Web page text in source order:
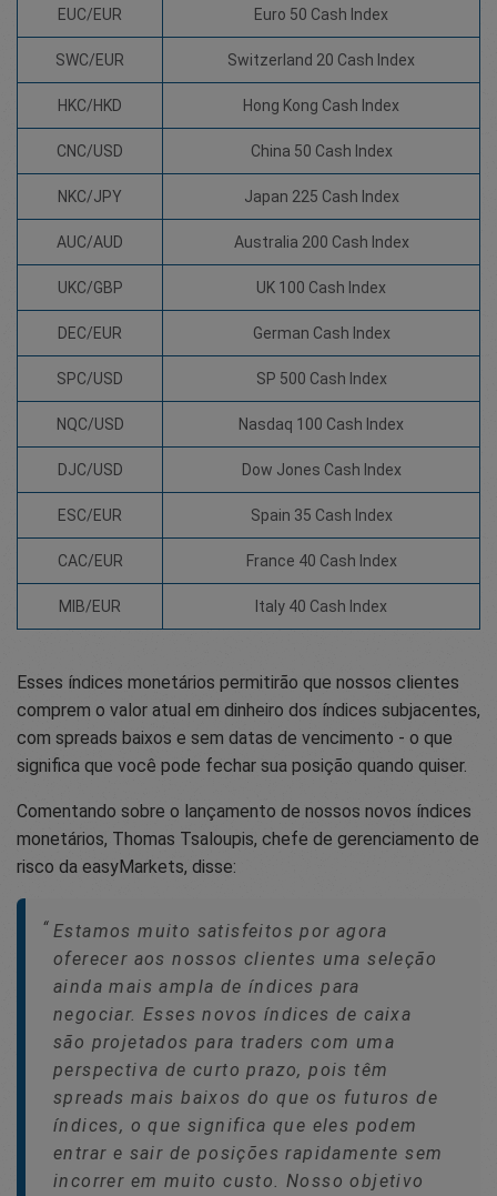
EUC/EUR Euro 50 Cash Index
SWC/EUR Switzerland 20 Cash Index
HKC/HKD Hong Kong Cash Index
CNC/USD China 50 Cash Index
NKC/JPY Japan 225 Cash Index
AUC/AUD Australia 200 Cash Index
UKC/GBP UK 100 Cash Index
DEC/EUR German Cash Index
SPC/USD SP 500 Cash Index
NQC/USD Nasdaq 100 Cash Index
DJC/USD Dow Jones Cash Index
ESC/EUR Spain 35 Cash Index
CAC/EUR France 40 Cash Index
MIB/EUR Italy 40 Cash Index
Esses índices monetários permitirão que nossos clientes
comprem o valor atual em dinheiro dos índices subjacentes,
com spreads baixos e sem datas de vencimento - o que
significa que você pode fechar sua posição quando quiser.
Comentando sobre o lançamento de nossos novos índices
monetários, Thomas Tsaloupis, chefe de gerenciamento de
risco da easyMarkets, disse:
Estamos muito satisfeitos por agora
oferecer aos nossos clientes uma seleção
ainda mais ampla de índices para
negociar. Esses novos índices de caixa
são projetados para traders com uma
perspectiva de curto prazo, pois têm
spreads mais baixos do que os futuros de
índices, o que significa que eles podem
entrar e sair de posições rapidamente sem
incorrer em muito custo. Nosso objetivo